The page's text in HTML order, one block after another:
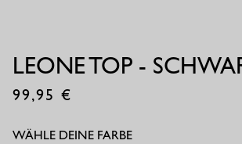
LEONE TOP -
99,95
WÄHLE DEINE FARBE